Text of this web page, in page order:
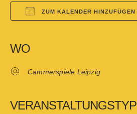
ZUM KALENDER HINZUFÜGEN
WO
Cammerspiele Leipzig
VERANSTALTUNGSTYP